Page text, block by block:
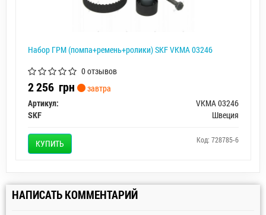
Набор ГРМ (помпа+ремень+ролики) SKF VKMA 03246
0 отзывов
2 256 грн
завтра
Артикул:
VKMA 03246
SKF
Швеция
КУПИТЬ Код: 728785-6
НАПИСАТЬ КОММЕНТАРИЙ